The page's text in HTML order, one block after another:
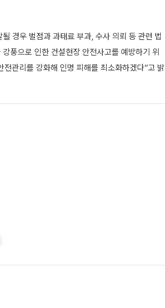
경우 벌점과 과태료 부과, 수사 의뢰 등 관련 법
풍으로 인한 건설현장 안전사고를 예방하기 위
관리를 강화해 인명 피해를 최소화하겠다”고 밝